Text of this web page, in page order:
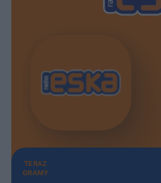
TERAZ
GRAMY